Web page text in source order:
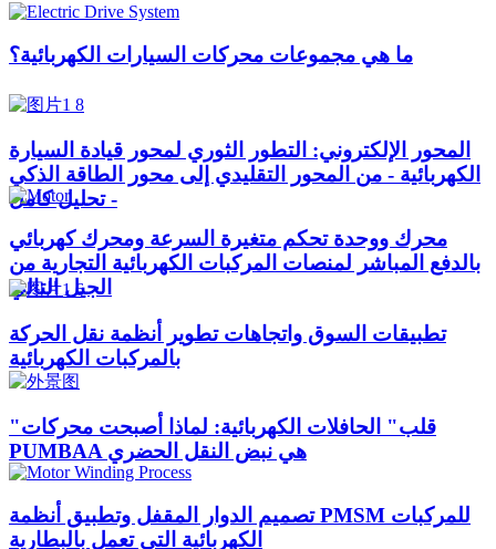
ما هي مجموعات محركات السيارات الكهربائية؟
المحور الإلكتروني: التطور الثوري لمحور قيادة السيارة
الكهربائية - من المحور التقليدي إلى محور الطاقة الذكي
- تحليل كامل
محرك ووحدة تحكم متغيرة السرعة ومحرك كهربائي
بالدفع المباشر لمنصات المركبات الكهربائية التجارية من
الجيل التالي
تطبيقات السوق واتجاهات تطوير أنظمة نقل الحركة
بالمركبات الكهربائية
"قلب" الحافلات الكهربائية: لماذا أصبحت محركات
PUMBAA هي نبض النقل الحضري
تصميم الدوار المقفل وتطبيق أنظمة PMSM للمركبات
الكهربائية التي تعمل بالبطارية